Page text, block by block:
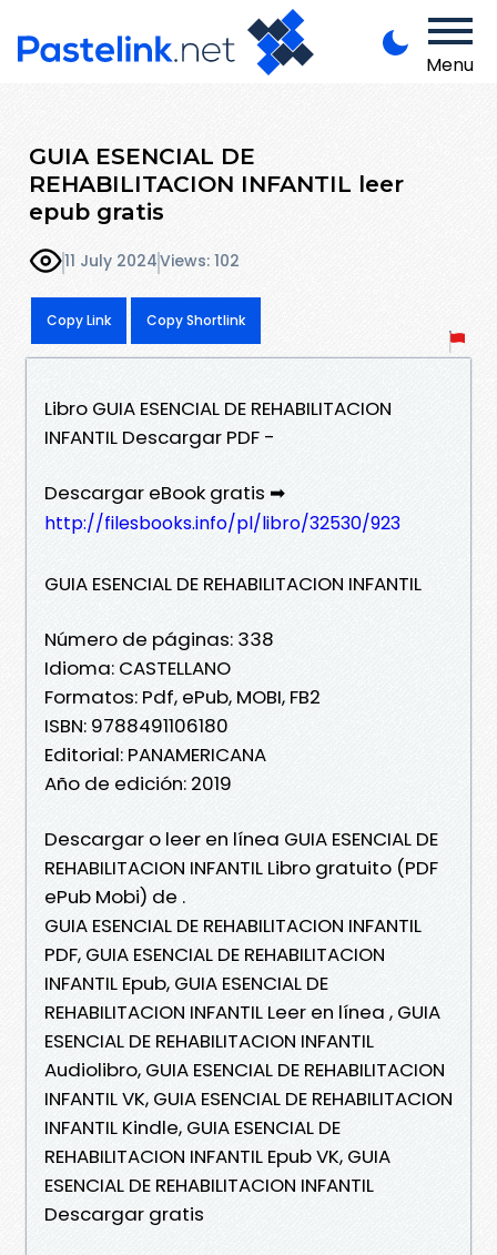
Menu
GUIA ESENCIAL DE
REHABILITACION INFANTIL leer
epub gratis
11 July 2024Views: 102
Copy Link Copy Shortlink
Libro GUIA ESENCIAL DE REHABILITACION
INFANTIL Descargar PDF -
Descargar eBook gratis ➡
http://filesbooks.info/pl/libro/32530/923
GUIA ESENCIAL DE REHABILITACION INFANTIL
Número de páginas: 338
Idioma: CASTELLANO
Formatos: Pdf, ePub, MOBI, FB2
ISBN: 9788491106180
Editorial: PANAMERICANA
Año de edición: 2019
Descargar o leer en línea GUIA ESENCIAL DE
REHABILITACION INFANTIL Libro gratuito (PDF
ePub Mobi) de .
GUIA ESENCIAL DE REHABILITACION INFANTIL
PDF, GUIA ESENCIAL DE REHABILITACION
INFANTIL Epub, GUIA ESENCIAL DE
REHABILITACION INFANTIL Leer en línea , GUIA
ESENCIAL DE REHABILITACION INFANTIL
Audiolibro, GUIA ESENCIAL DE REHABILITACION
INFANTIL VK, GUIA ESENCIAL DE REHABILITACION
INFANTIL Kindle, GUIA ESENCIAL DE
REHABILITACION INFANTIL Epub VK, GUIA
ESENCIAL DE REHABILITACION INFANTIL
Descargar gratis